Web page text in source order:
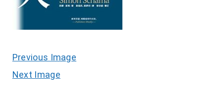
Previous Image
Next Image